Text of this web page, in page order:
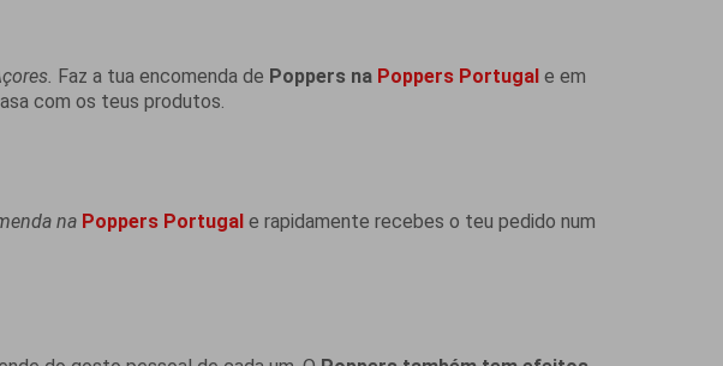
Faz a tua encomenda de Poppers na Poppers Portugal e em
com os teus produtos.
na Poppers Portugal e rapidamente recebes o teu pedido num